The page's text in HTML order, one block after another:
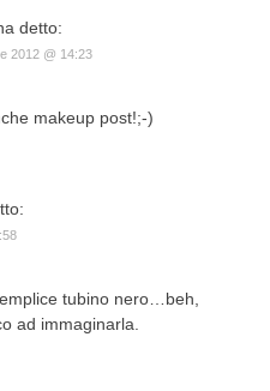
detto:
2012 @ 14:23
makeup post!;-)
tubino nero…beh,
ad immaginarla.